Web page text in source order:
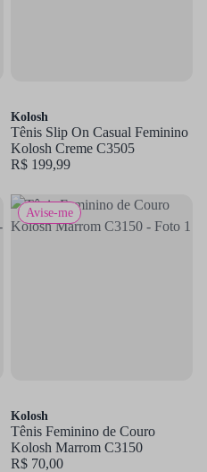
Kolosh
Tênis Slip On Casual Feminino
Kolosh Creme C3505
R$ 199,99
Avise-me
Kolosh
Tênis Feminino de Couro
Kolosh Marrom C3150
R$ 70,00